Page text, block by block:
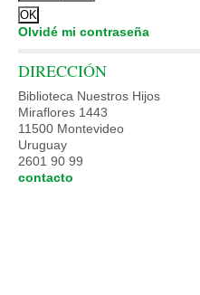
Olvidé mi contraseña
DIRECCIÓN
Biblioteca Nuestros Hijos
Miraflores 1443
11500 Montevideo
Uruguay
2601 90 99
contacto